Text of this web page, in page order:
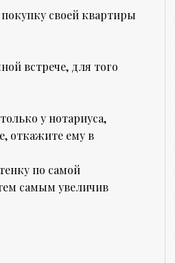
своей квартиры
встрече, для того
у нотариуса,
откажите ему в
по самой
самым увеличив